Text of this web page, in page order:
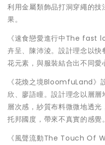
利用金屬類飾品打洞穿繩的
果。
《速食戀愛進行中The fast
卉呈、陳沛淩。設計理念以
花元素，與服裝結合出不同愛
《花煥之境BloomfuLand》
欣、廖語瞳。設計理念以層
層次感，紗質布料微微地透
托邦國度，帶來不真實的感覺。
《風聲流動The Touch Of